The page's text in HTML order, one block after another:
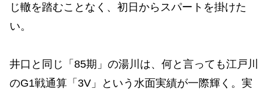
じ轍を踏むことなく、初日からスパートを掛けた
い。
井口と同じ「85期」の湯川は、何と言っても江戸川
のG1戦通算「3V」という水面実績が一際輝く。実